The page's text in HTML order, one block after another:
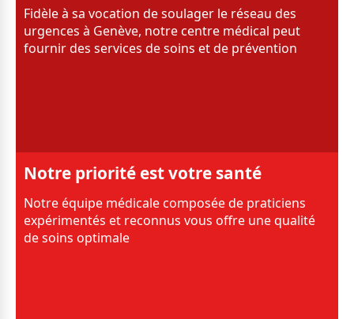
Fidèle à sa vocation de soulager le réseau des
urgences à Genève, notre centre médical peut
fournir des services de soins et de prévention
Notre priorité est votre santé
Notre équipe médicale composée de praticiens
expérimentés et reconnus vous offre une qualité
de soins optimale